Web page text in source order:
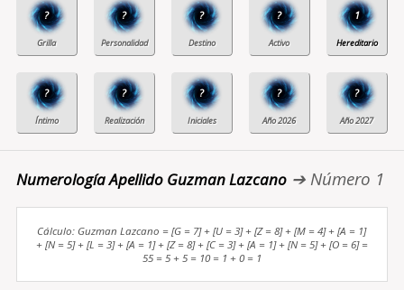
? ? ? ? 1
? ? ? ? ?
Numerología Apellido Guzman Lazcano➔ Número 1
Cálculo: Guzman Lazcano = [G = 7] + [U = 3] + [Z = 8] + [M = 4] + [A = 1]
+ [N = 5] + [L = 3] + [A = 1] + [Z = 8] + [C = 3] + [A = 1] + [N = 5] + [O = 6] =
55 = 5 + 5 = 10 = 1 + 0 = 1